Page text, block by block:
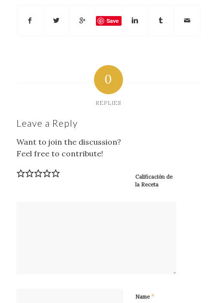
Save
0
REPLIES
Leave a Reply
Want to join the discussion?
Feel free to contribute!
Calificación de
la Receta
Name*